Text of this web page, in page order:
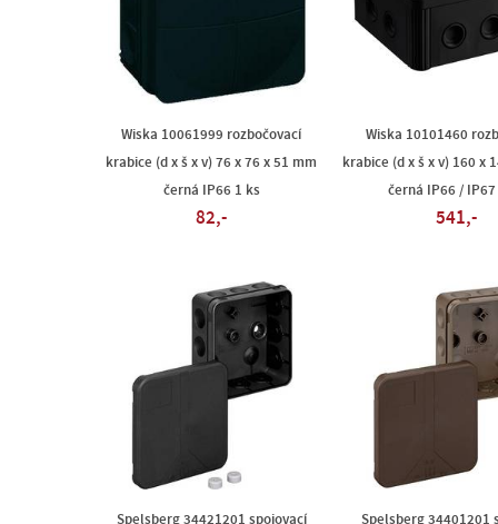
Wiska 10061999 rozbočovací
krabice (d x š x v) 76 x 76 x 51 mm
černá IP66 1 ks
82,-
Wiska 10101460
krabice (d x š x v) 160 x
černá IP66 / IP67
541,-
Spelsberg 34421201 spojovací
Spelsberg 34401201